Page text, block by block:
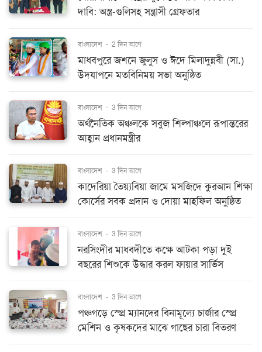
দাবি: অস্ত্র-গুলিসহ সন্ত্রাসী গ্রেফতার
বাংলাদেশ - 2 দিন আগে
মাধবপুরে জশনে জুলুস ও ঈদে মিলাদুন্নবী (সা.)
উদযাপনে মতবিনিময় সভা অনুষ্ঠিত
বাংলাদেশ - 3 দিন আগে
অর্থনৈতিক অঞ্চলকে সবুজ শিল্পাঞ্চলে রূপান্তরের
আহ্বান প্রধানমন্ত্রীর
বাংলাদেশ - 3 দিন আগে
কাদেরিয়া তৈয়্যবিয়া জামে মসজিদে কুরআন শিক্ষা
কোর্সের সবক প্রদান ও দোয়া মাহফিল অনুষ্ঠিত
বাংলাদেশ - 3 দিন আগে
নরসিংদীর মাধবদীতে কক্ষে আটকা পড়া দুই
বছরের শিশুকে উদ্ধার করল ফায়ার সার্ভিস
বাংলাদেশ - 3 দিন আগে
পঞ্চগড়ে স্প্রে ম্যানদের বিনামূল্যে চার্জার স্প্রে
মেশিন ও কৃষকদের মাঝে গাছের চারা বিতরণ